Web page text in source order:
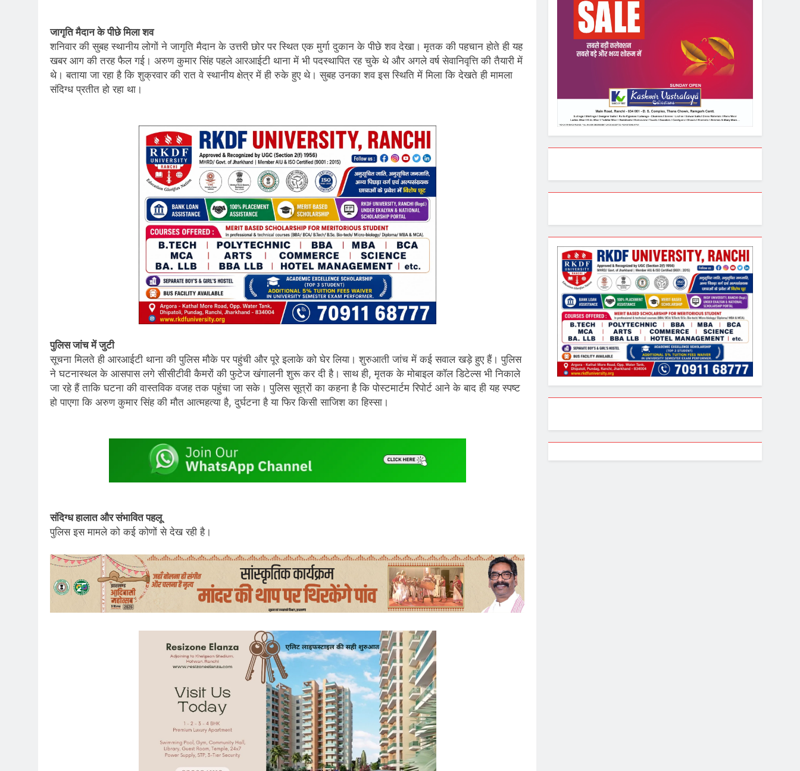
जागृति मैदान के पीछे मिला शव
शनिवार की सुबह स्थानीय लोगों ने जागृति मैदान के उत्तरी छोर पर स्थित एक मुर्गा दुकान के पीछे शव देखा। मृतक की पहचान होते ही यह
खबर आग की तरह फैल गई। अरुण कुमार सिंह पहले आरआईटी थाना में भी पदस्थापित रह चुके थे और अगले वर्ष सेवानिवृत्ति की तैयारी में
थे। बताया जा रहा है कि शुक्रवार की रात वे स्थानीय क्षेत्र में ही रुके हुए थे। सुबह उनका शव इस स्थिति में मिला कि देखते ही मामला
संदिग्ध प्रतीत हो रहा था।
पुलिस जांच में जुटी
सूचना मिलते ही आरआईटी थाना की पुलिस मौके पर पहुंची और पूरे इलाके को घेर लिया। शुरुआती जांच में कई सवाल खड़े हुए हैं। पुलिस
ने घटनास्थल के आसपास लगे सीसीटीवी कैमरों की फुटेज खंगालनी शुरू कर दी है। साथ ही, मृतक के मोबाइल कॉल डिटेल्स भी निकाले
जा रहे हैं ताकि घटना की वास्तविक वजह तक पहुंचा जा सके। पुलिस सूत्रों का कहना है कि पोस्टमार्टम रिपोर्ट आने के बाद ही यह स्पष्ट
हो पाएगा कि अरुण कुमार सिंह की मौत आत्महत्या है, दुर्घटना है या फिर किसी साजिश का हिस्सा।
संदिग्ध हालात और संभावित पहलू
पुलिस इस मामले को कई कोणों से देख रही है।